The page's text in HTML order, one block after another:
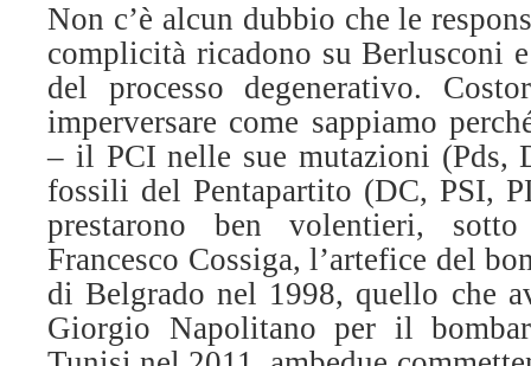
Non c’è alcun dubbio che le
complicità ricadono su Berlusconi
del processo degenerativo.
imperversare come sappiamo
– il PCI nelle sue mutazioni (Pds,
fossili del Pentapartito (DC, PSI,
prestarono ben volentieri,
Francesco Cossiga, l’artefice del
di Belgrado nel 1998, quello che
Giorgio Napolitano per il